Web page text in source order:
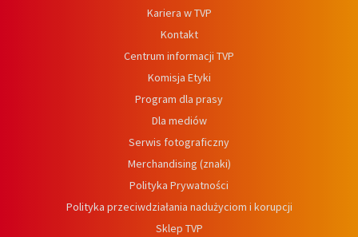
Kariera w TVP
Kontakt
Centrum informacji TVP
Komisja Etyki
Program dla prasy
Dla mediów
Serwis fotograficzny
Merchandising (znaki)
Polityka Prywatności
Polityka przeciwdziałania nadużyciom i korupcji
Sklep TVP